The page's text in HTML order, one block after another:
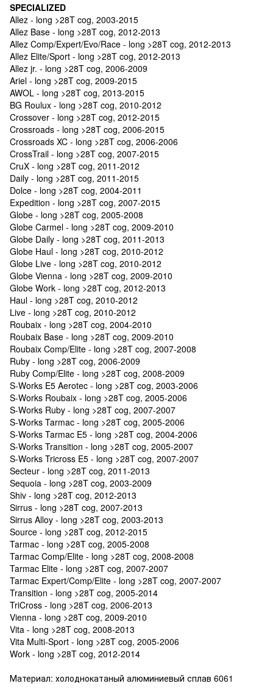
SPECIALIZED
Allez - long >28T cog, 2003-2015
Allez Base - long >28T cog, 2012-2013
Allez Comp/Expert/Evo/Race - long >28T cog, 2012-2013
Allez Elite/Sport - long >28T cog, 2012-2013
Allez jr. - long >28T cog, 2006-2009
Ariel - long >28T cog, 2009-2015
AWOL - long >28T cog, 2013-2015
BG Roulux - long >28T cog, 2010-2012
Crossover - long >28T cog, 2012-2015
Crossroads - long >28T cog, 2006-2015
Crossroads XC - long >28T cog, 2006-2006
CrossTrail - long >28T cog, 2007-2015
CruX - long >28T cog, 2011-2012
Daily - long >28T cog, 2011-2015
Dolce - long >28T cog, 2004-2011
Expedition - long >28T cog, 2007-2015
Globe - long >28T cog, 2005-2008
Globe Carmel - long >28T cog, 2009-2010
Globe Daily - long >28T cog, 2011-2013
Globe Haul - long >28T cog, 2010-2012
Globe Live - long >28T cog, 2010-2012
Globe Vienna - long >28T cog, 2009-2010
Globe Work - long >28T cog, 2012-2013
Haul - long >28T cog, 2010-2012
Live - long >28T cog, 2010-2012
Roubaix - long >28T cog, 2004-2010
Roubaix Base - long >28T cog, 2009-2010
Roubaix Comp/Elite - long >28T cog, 2007-2008
Ruby - long >28T cog, 2006-2009
Ruby Comp/Elite - long >28T cog, 2008-2009
S-Works E5 Aerotec - long >28T cog, 2003-2006
S-Works Roubaix - long >28T cog, 2005-2006
S-Works Ruby - long >28T cog, 2007-2007
S-Works Tarmac - long >28T cog, 2005-2006
S-Works Tarmac E5 - long >28T cog, 2004-2006
S-Works Transition - long >28T cog, 2005-2007
S-Works Tricross E5 - long >28T cog, 2007-2007
Secteur - long >28T cog, 2011-2013
Sequoia - long >28T cog, 2003-2009
Shiv - long >28T cog, 2012-2013
Sirrus - long >28T cog, 2007-2013
Sirrus Alloy - long >28T cog, 2003-2013
Source - long >28T cog, 2012-2015
Tarmac - long >28T cog, 2005-2008
Tarmac Comp/Elite - long >28T cog, 2008-2008
Tarmac Elite - long >28T cog, 2007-2007
Tarmac Expert/Comp/Elite - long >28T cog, 2007-2007
Transition - long >28T cog, 2005-2014
TriCross - long >28T cog, 2006-2013
Vienna - long >28T cog, 2009-2010
Vita - long >28T cog, 2008-2013
Vita Multi-Sport - long >28T cog, 2005-2006
Work - long >28T cog, 2012-2014
Материал: холоднокатаный алюминиевый сплав 6061